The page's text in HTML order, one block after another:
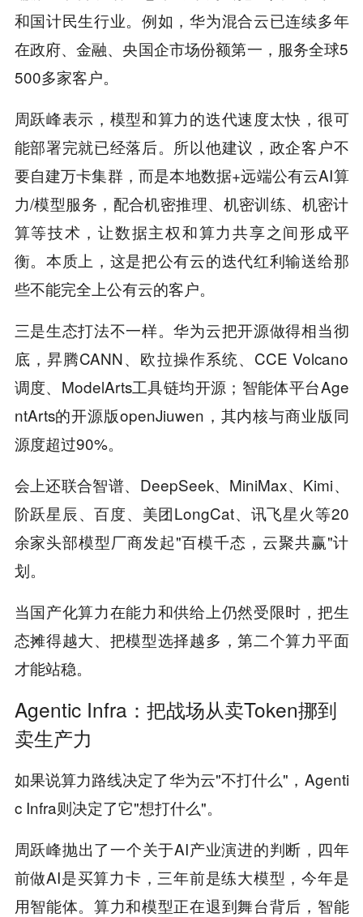
和国计民生行业。例如，华为混合云已连续多年
在政府、金融、央国企市场份额第一，服务全球5
500多家客户。
周跃峰表示，模型和算力的迭代速度太快，很可
能部署完就已经落后。所以他建议，政企客户不
要自建万卡集群，而是本地数据+远端公有云AI算
力/模型服务，配合机密推理、机密训练、机密计
算等技术，让数据主权和算力共享之间形成平
衡。本质上，这是把公有云的迭代红利输送给那
些不能完全上公有云的客户。
三是生态打法不一样。华为云把开源做得相当彻
底，昇腾CANN、欧拉操作系统、CCE Volcano
调度、ModelArts工具链均开源；智能体平台Age
ntArts的开源版openJiuwen，其内核与商业版同
源度超过90%。
会上还联合智谱、DeepSeek、MiniMax、Kimi、
阶跃星辰、百度、美团LongCat、讯飞星火等20
余家头部模型厂商发起"百模千态，云聚共赢"计
划。
当国产化算力在能力和供给上仍然受限时，把生
态摊得越大、把模型选择越多，第二个算力平面
才能站稳。
Agentic Infra：把战场从卖Token挪到
卖生产力
如果说算力路线决定了华为云"不打什么"，Agenti
c Infra则决定了它"想打什么"。
周跃峰抛出了一个关于AI产业演进的判断，四年
前做AI是买算力卡，三年前是练大模型，今年是
用智能体。算力和模型正在退到舞台背后，智能